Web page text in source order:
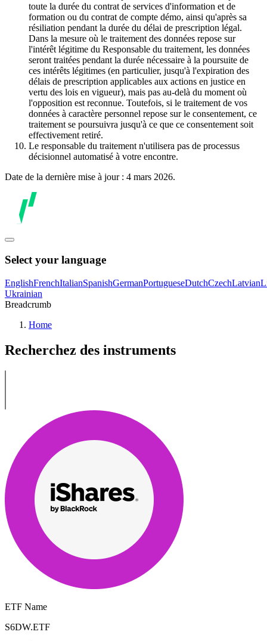
toute la durée du contrat de services d'information et de
formation ou du contrat de compte démo, ainsi qu'après sa
résiliation pendant la durée du délai de prescription légal.
Dans la mesure où le traitement des données repose sur
l'intérêt légitime du Responsable du traitement, les données
seront traitées pendant la durée nécessaire à la poursuite de
ces intérêts légitimes (en particulier, jusqu'à l'expiration des
délais de prescription applicables aux actions en justice en
vertu des lois en vigueur), mais pas au-delà du moment où
l'opposition est reconnue. Toutefois, si le traitement de vos
données à caractère personnel repose sur le consentement, ce
traitement se poursuivra jusqu'à ce que ce consentement soit
effectivement retiré.
Le responsable du traitement n'utilisera pas de processus
décisionnel automatisé à votre encontre.
Date de la dernière mise à jour : 4 mars 2026.
Select your language
EnglishFrenchItalianSpanishGermanPortugueseDutchCzechLatvian
Ukrainian
Breadcrumb
Home
Recherchez des instruments
ETF Name
S6DW.ETF